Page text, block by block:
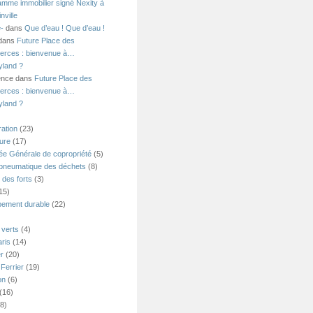
immobilier signé Nexity à
dansQue d’eau ! Que d’eau !
Future Place des
: bienvenue à…
?
dans Future Place des
: bienvenue à…
?
(23)
(17)
Générale de copropriété (5)
des déchets (8)
des forts (3)
durable (22)
(4)
(14)
(20)
(19)
(6)